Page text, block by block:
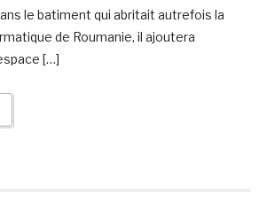
le batiment qui abritait autrefois la
de Roumanie, il ajoutera
[…]